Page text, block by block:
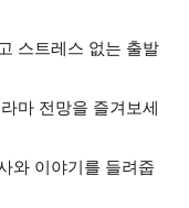
스트레스 없는 출발
마 전망을 즐겨보세
와 이야기를 들려줍